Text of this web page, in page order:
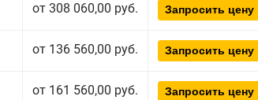
от 308 060,00 руб. Запросить цену
от 136 560,00 руб. Запросить цену
от 161 560,00 руб. Запросить цену